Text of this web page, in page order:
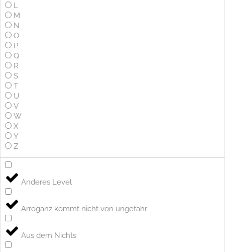
L
M
N
O
P
Q
R
S
T
U
V
W
X
Y
Z
Anderes Level
Arroganz kommt nicht von ungefähr
Aus dem Nichts